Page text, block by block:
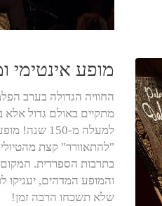
מופע אינטימי
החוויה הגדולה בערב
מתקיים באולם גדול אלא
למעלה מ-
"להתאוורר" קצת
בתרבות הספרדית.
והמופע המדהים,
שלא תשכחו הרבה זמן!